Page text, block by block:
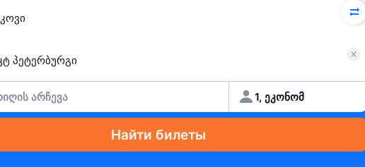
არჩევა 1, ეკონომ
Найти билеты